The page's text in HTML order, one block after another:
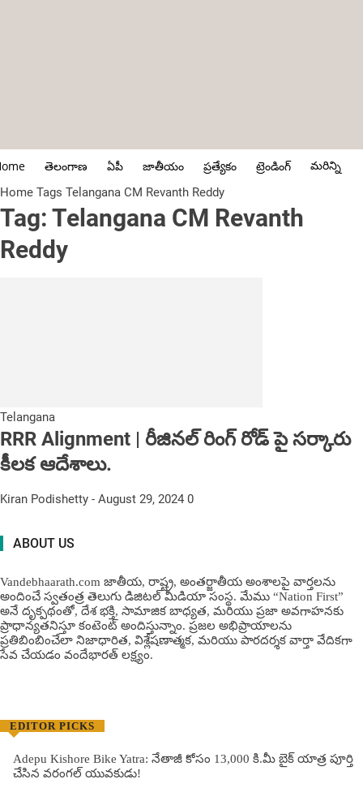
తెలంగాణ ఏపీ జాతీయం ప్రత్యేకం ట్రెండింగ్ మరిన్ని
Home Tags Telangana CM Revanth Reddy
Tag: Telangana CM Revanth
Reddy
Telangana
RRR Alignment | రీజిన‌ల్ రింగ్ రోడ్ పై స‌ర్కారు
కీల‌క ఆదేశాలు.
Kiran Podishetty - August 29, 2024 0
ABOUT US
Vandebhaarath.com జాతీయ, రాష్ట్ర, అంతర్జాతీయ అంశాలపై వార్తలను
అందించే స్వతంత్ర తెలుగు డిజిటల్ మీడియా సంస్థ. మేము “Nation First”
అనే దృక్పథంతో, దేశ భక్తి, సామాజిక బాధ్యత, మరియు ప్రజా అవగాహనకు
ప్రాధాన్యతనిస్తూ కంటెంట్ అందిస్తున్నాం. ప్రజల అభిప్రాయాలను
ప్రతిబింబించేలా నిజాధారిత, విశ్లేషణాత్మక, మరియు పారదర్శక వార్తా వేదికగా
సేవ చేయడం వందేభార‌త్ ల‌క్ష్యం.
EDITOR PICKS
Adepu Kishore Bike Yatra: నేతాజీ కోసం 13,000 కి.మీ బైక్ యాత్ర పూర్తి
చేసిన వరంగల్ యువకుడు!